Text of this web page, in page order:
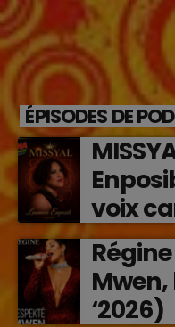
ÉPISODES DE
voix
en
‘2026)